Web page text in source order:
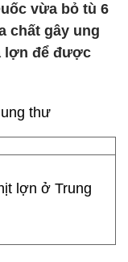
vừa bỏ tù 6
chất gây ung
lợn để được
thư
lợn ở Trung